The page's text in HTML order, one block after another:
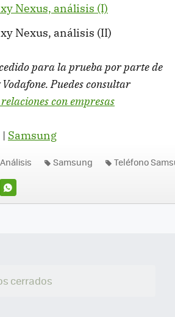
Nexus, análisis (I)
Nexus, análisis (II)
para la prueba por parte de
Puedes consultar
con empresas
Samsung
WHATSAPP
Análisis Samsung Teléfono
cerrados